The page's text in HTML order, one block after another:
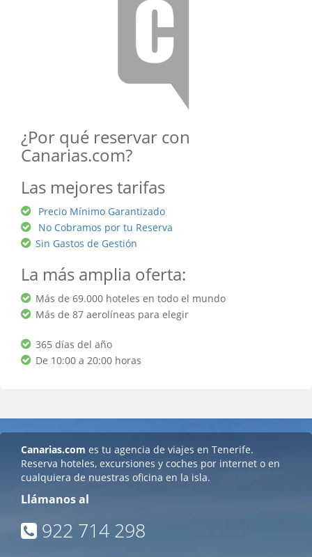
¿Por qué reservar con
Canarias.com?
Las mejores tarifas
Precio Mínimo Garantizado
No Cobramos por tu Reserva
Sin Gastos de Gestión
La más amplia oferta:
Más de 69.000 hoteles en todo el mundo
Más de 87 aerolíneas para elegir
365 días del año
De 10:00 a 20:00 horas
Canarias.com es tu agencia de viajes en Tenerife.
Reserva hoteles, excursiones y coches por internet o en
cualquiera de nuestras oficina en la isla.
Llámanos al
922 714 298